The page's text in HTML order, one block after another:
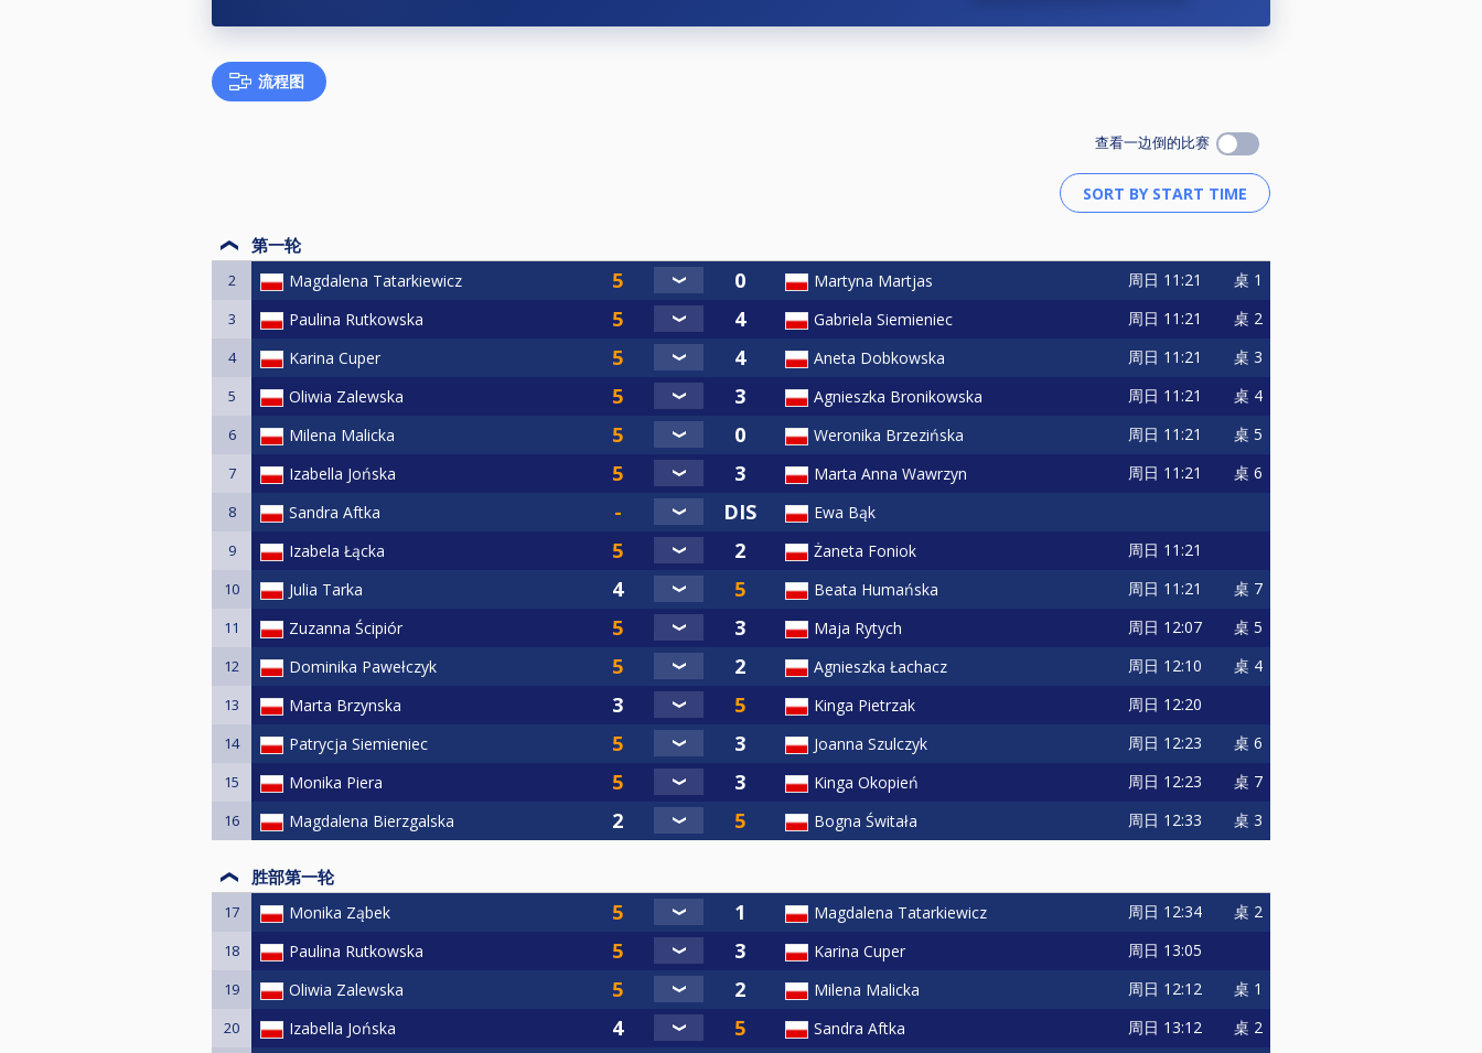
流程图
查看一边倒的比赛
第一轮
2 Magdalena Tatarkiewicz Martyna Martjas 周日 11:21 桌 1
3 Paulina Rutkowska Gabriela Siemieniec 周日 11:21 桌 2
4 Karina Cuper Aneta Dobkowska 周日 11:21 桌 3
5 Oliwia Zalewska Agnieszka Bronikowska 周日 11:21 桌 4
6 Milena Malicka Weronika Brzezińska 周日 11:21 桌 5
7 Izabella Jońska Marta Anna Wawrzyn 周日 11:21 桌 6
8 Sandra Aftka Ewa Bąk
9 Izabela Łącka Żaneta Foniok 周日 11:21
10 Julia Tarka Beata Humańska 周日 11:21 桌 7
11 Zuzanna Ścipiór Maja Rytych 周日 12:07 桌 5
12 Dominika Pawełczyk Agnieszka Łachacz 周日 12:10 桌 4
13 Marta Brzynska Kinga Pietrzak 周日 12:20
14 Patrycja Siemieniec Joanna Szulczyk 周日 12:23 桌 6
15 Monika Piera Kinga Okopień 周日 12:23 桌 7
16 Magdalena Bierzgalska Bogna Świtała 周日 12:33 桌 3
胜部第一轮
17 Monika Ząbek Magdalena Tatarkiewicz 周日 12:34 桌 2
18 Paulina Rutkowska Karina Cuper 周日 13:05
19 Oliwia Zalewska Milena Malicka 周日 12:12 桌 1
20 Izabella Jońska Sandra Aftka 周日 13:12 桌 2